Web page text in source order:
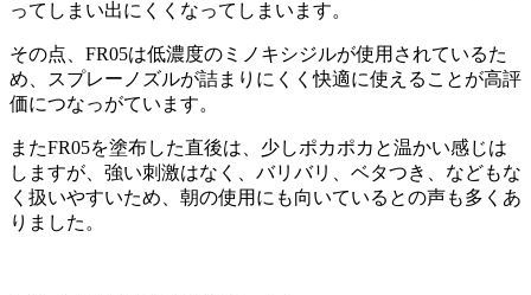
ってしまい出にくくなってしまいます。
その点、FR05は低濃度のミノキシジルが使用されているた
め、
スプレーノズルが詰まりにくく快適に使える ことが高評
価につなっがています。
またFR05を塗布した直後は、少しポカポカと温かい感じは
しますが、強い刺激はなく、バリバリ、ベタつき、などもな
く扱いやすいため、 朝の使用にも向いている との声も多くあ
りました。